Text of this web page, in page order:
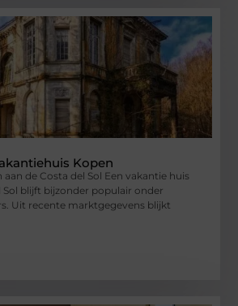
Kopen
de Costa del Sol Een vakantie huis
Sol blijft bijzonder populair onder
Uit recente marktgegevens blijkt